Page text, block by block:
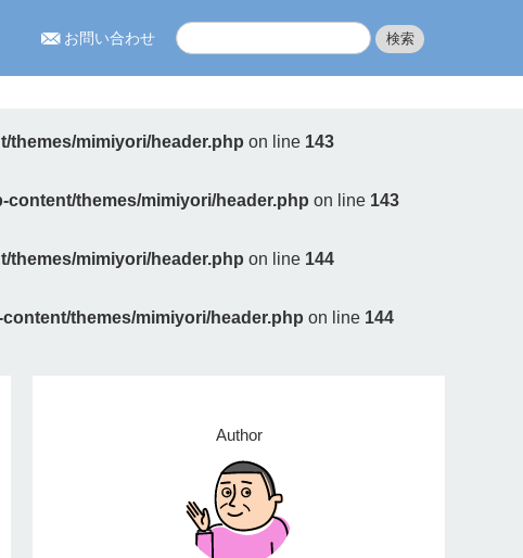
お問い合わせ
mimiyori/header.php on line 143
themes/mimiyori/header.php on line 143
mimiyori/header.php on line 144
themes/mimiyori/header.php on line 144
Author